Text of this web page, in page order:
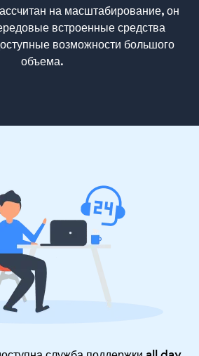
на масштабирование, он
встроенные средства
возможности большого
объема.